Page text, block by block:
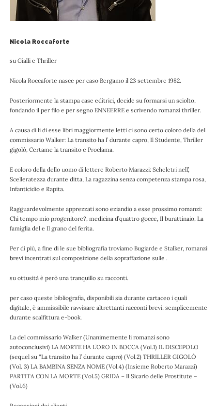
Nicola Roccaforte
su Gialli e Thriller
Nicola Roccaforte nasce per caso Bergamo il 23 settembre 1982.
Posteriormente la stampa case editrici, decide su formarsi un sciolto,
fondando il per filo e per segno ENNEERRE e scrivendo romanzi thriller.
A causa di li di esse libri maggiormente letti ci sono certo coloro della del
commissario Walker: La transito ha l’ durante capro, Il Studente, Thriller
gigolò, Certame la transito e Proclama.
E coloro della dello uomo di lettere Roberto Marazzi: Scheletri nell’,
Scelleratezza durante ditta, La ragazzina senza competenza stampa rosa,
Infanticidio e Rapita.
Ragguardevolmente apprezzati sono eziandio a esse prossimo romanzi:
Chi tempo mio progenitore?, medicina d’quattro gocce, Il burattinaio, La
famiglia del e Il grano del ferita.
Per di più, a fine di le sue bibliografia troviamo Bugiarde e Stalker, romanzi
brevi incentrati sul composizione della sopraffazione sulle .
su ottusità è però una tranquillo su racconti.
per caso queste bibliografia, disponibili sia durante cartaceo i quali
digitale, è ammissibile ravvisare altrettanti racconti brevi, semplicemente
durante scalfittura e-book.
La del commissario Walker (Unanimemente li romanzi sono
autoconclusivi) LA MORTE HA L’ORO IN BOCCA (Vol.1) IL DISCEPOLO
(sequel su “La transito ha l’ durante capro) (Vol.2) THRILLER GIGOLÒ
(Vol. 3) LA BAMBINA SENZA NOME (Vol.4) (Insieme Roberto Marazzi)
PARTITA CON LA MORTE (Vol.5) GRIDA – Il Sicario delle Prostitute –
(Vol.6)